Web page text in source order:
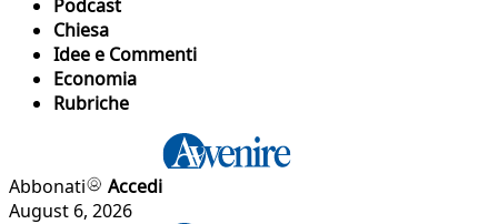
Podcast
Chiesa
Idee e Commenti
Economia
Rubriche
Abbonati
Accedi
August 6, 2026